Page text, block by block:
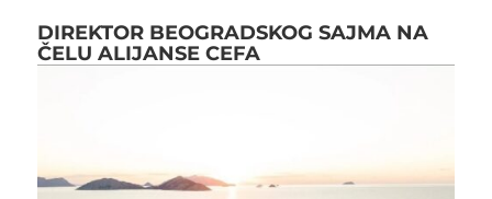
DIREKTOR BEOGRADSKOG SAJMA NA
ČELU ALIJANSE CEFA